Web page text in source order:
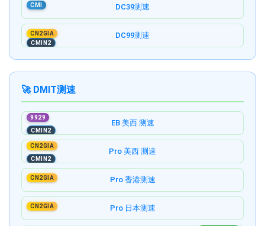
DC39测速
CMI
DC99测速
CN2GIA
CMIN2
🚀 DMIT测速
EB 美西 测速
9929
CMIN2
Pro 美西 测速
CN2GIA
CMIN2
Pro 香港测速
CN2GIA
Pro 日本测速
CN2GIA